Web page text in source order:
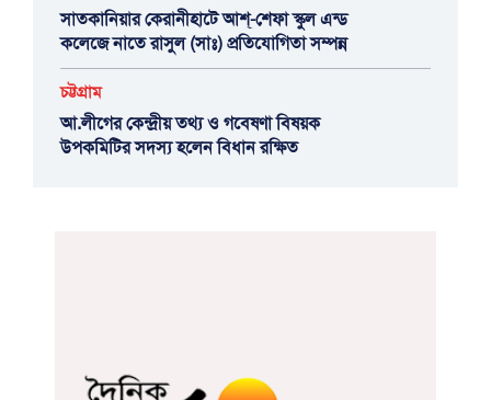
সাতকানিয়ার কেরানীহাটে আশ্-শেফা স্কুল এন্ড
কলেজে নাতে রাসুল (সাঃ) প্রতিযোগিতা সম্পন্ন
চট্টগ্রাম
আ.লীগের কেন্দ্রীয় তথ্য ও গবেষণা বিষয়ক
উপকমিটির সদস্য হলেন বিধান রক্ষিত